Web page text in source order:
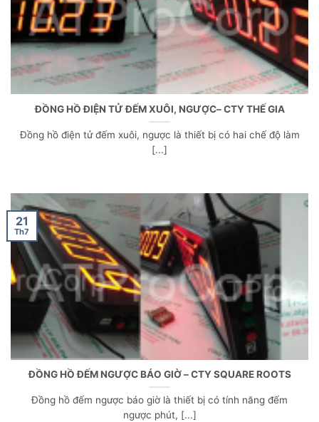
ĐỒNG HỒ ĐIỆN TỬ ĐẾM XUÔI, NGƯỢC– CTY THẾ GIA
Đồng hồ điện tử đếm xuôi, ngược là thiết bị có hai chế độ làm
[...]
ĐỒNG HỒ ĐẾM NGƯỢC BÁO GIỜ – CTY SQUARE ROOTS
Đồng hồ đếm ngược báo giờ là thiết bị có tính năng đếm
ngược phút, [...]
21
Th7